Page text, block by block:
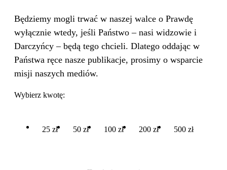
Będziemy mogli trwać w naszej walce o Prawdę
wyłącznie wtedy, jeśli Państwo – nasi widzowie i
Darczyńcy – będą tego chcieli. Dlatego oddając w
Państwa ręce nasze publikacje, prosimy o wsparcie
misji naszych mediów.
Wybierz kwotę:
25 zł 50 zł 100 zł 200 zł 500 zł